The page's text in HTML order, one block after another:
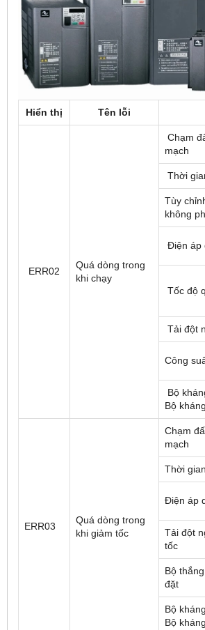
Hiển thị Tên lỗi
ERR02
Quá dòng trong
khi chạy
Chạm
mạch
Thời
Tùy
không
Điện áp
Tốc độ
Tải đột
Công
Bộ
Bộ
ERR03
Quá dòng trong
khi giảm tốc
Chạm
mạch
Thời
Điện áp
Tải đột
tốc
Bộ
đặt
Bộ
Bộ